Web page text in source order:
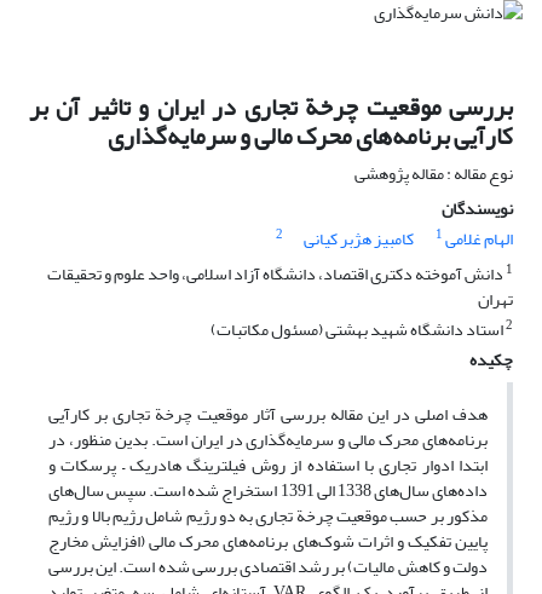
بررسی موقعیت چرخة تجاری در ایران و تاثیر آن بر
کارآیی برنامه‌های محرک مالی و سرمایه‌گذاری
نوع مقاله : مقاله پژوهشی
نویسندگان
الهام غلامی1 کامبیز هژبر کیانی
2
1 دانش آموخته دکتری اقتصاد، دانشگاه آزاد اسلامی، واحد علوم و تحقیقات
تهران
2استاد دانشگاه شهید بهشتی (مسئول مکاتبات)
چکیده
هدف اصلی در این مقاله بررسی آثار موقعیت چرخة تجاری بر کارآیی
برنامه‌های محرک مالی و سرمایه‌گذاری در ایران است. بدین منظور، در
ابتدا ادوار تجاری با استفاده از روش فیلترینگ هادریک – پرسکات و
داده‌های سال‌های 1338 الی 1391 استخراج شده است. سپس سال‌های
مذکور بر حسب موقعیت چرخة تجاری به دو رژیم شامل رژیم بالا و رژیم
پایین تفکیک و اثرات شوک‌های برنامه‌های محرک‌ مالی (افزایش مخارج
دولت و کاهش مالیات) بر رشد اقتصادی بررسی شده است. این بررسی